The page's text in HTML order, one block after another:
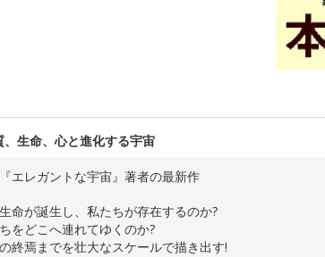
生命、心と進化する宇宙
エレガントな宇宙』著者の最新作
命が誕生し、私たちが存在するのか?
をどこへ連れてゆくのか?
終焉までを壮大なスケールで描き出す!